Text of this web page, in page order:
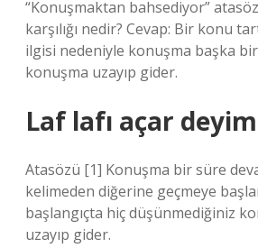
“Konuşmaktan bahsediyor”
karşılığı nedir? Cevap: Bir konu
ilgisi nedeniyle konuşma başka
konuşma uzayıp gider.
Laf lafı açar
Atasözü [1] Konuşma bir süre
kelimeden diğerine geçmeye
başlangıçta hiç düşünmediğiniz
uzayıp gider.